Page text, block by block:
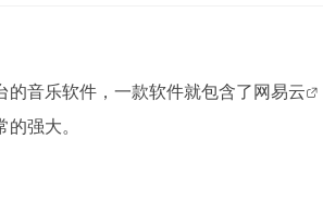
音乐软件，一款软件就包含了网易云
强大。